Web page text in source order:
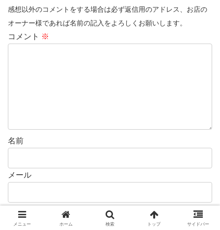
感想以外のコメントをする場合は必ず返信用のアドレス、お店の
オーナー様であれば名前の記入をよろしくお願いします。
コメント ※
名前
メール
メニュー ホーム 検索 トップ サイドバー